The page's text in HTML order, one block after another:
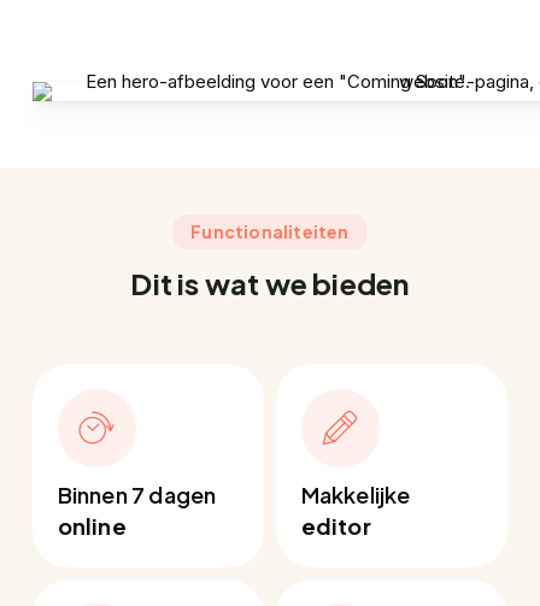
Functionaliteiten
Dit is wat we bieden
Binnen 7 dagen
online
Makkelijke
editor